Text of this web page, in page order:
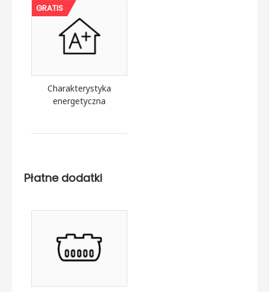
GRATIS
Charakterystyka
energetyczna
Płatne dodatki